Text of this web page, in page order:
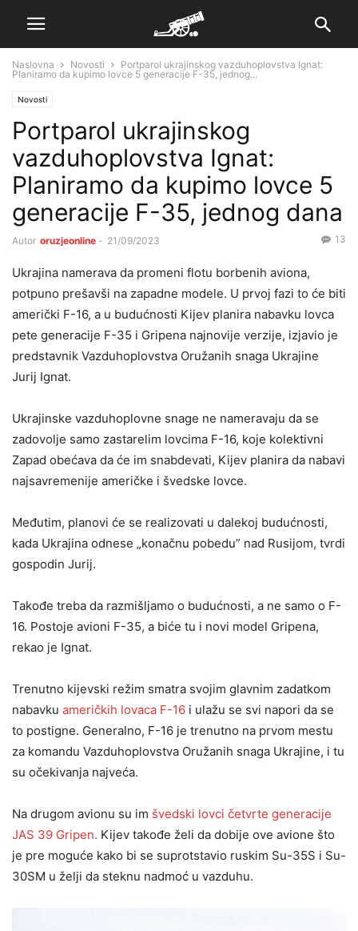
Naslovna Novosti
Portparol ukrajinskog vazduhoplovstva Ignat:
Planiramo da kupimo lovce 5 generacije F-35, jednog...
Novosti
Portparol ukrajinskog
vazduhoplovstva Ignat:
Planiramo da kupimo lovce 5
generacije F-35, jednog dana
Autor oruzjeonline - 21/09/2023 13
Ukrajina namerava da promeni flotu borbenih aviona,
potpuno prešavši na zapadne modele. U prvoj fazi to će biti
američki F-16, a u budućnosti Kijev planira nabavku lovca
pete generacije F-35 i Gripena najnovije verzije, izjavio je
predstavnik Vazduhoplovstva Oružanih snaga Ukrajine
Jurij Ignat.
Ukrajinske vazduhoplovne snage ne nameravaju da se
zadovolje samo zastarelim lovcima F-16, koje kolektivni
Zapad obećava da će im snabdevati, Kijev planira da nabavi
najsavremenije američke i švedske lovce.
Međutim, planovi će se realizovati u dalekoj budućnosti,
kada Ukrajina odnese „konačnu pobedu” nad Rusijom, tvrdi
gospodin Jurij.
Takođe treba da razmišljamo o budućnosti, a ne samo o F-
16. Postoje avioni F-35, a biće tu i novi model Gripena,
rekao je Ignat.
Trenutno kijevski režim smatra svojim glavnim zadatkom
nabavku američkih lovaca F-16 i ulažu se svi napori da se
to postigne. Generalno, F-16 je trenutno na prvom mestu
za komandu Vazduhoplovstva Oružanih snaga Ukrajine, i tu
su očekivanja najveća.
Na drugom avionu su im švedski lovci četvrte generacije
JAS 39 Gripen. Kijev takođe želi da dobije ove avione što
je pre moguće kako bi se suprotstavio ruskim Su-35S i Su-
30SM u želji da steknu nadmoć u vazduhu.